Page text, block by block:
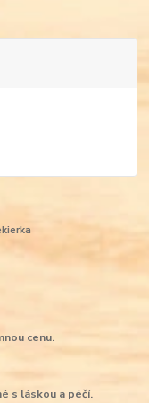
cenu.
s láskou a péčí.